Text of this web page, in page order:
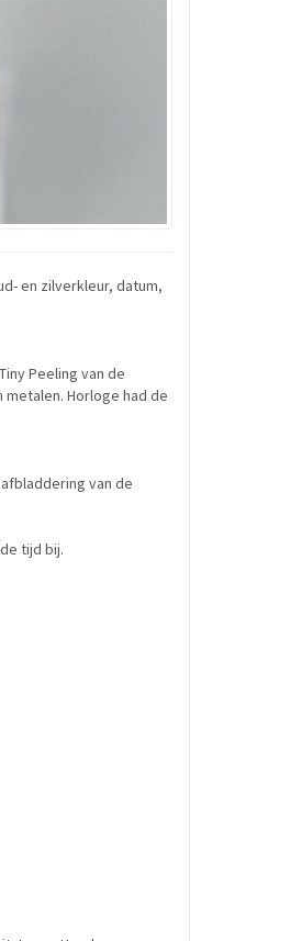
en zilverkleur, datum,
Peeling van de
Horloge had de
van de
tijd bij.